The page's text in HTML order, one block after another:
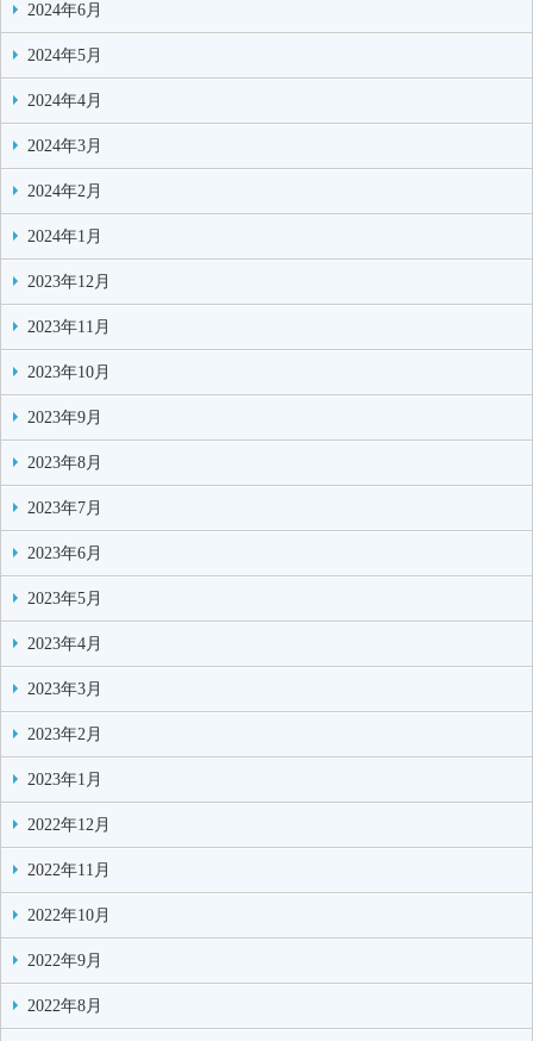
2024年6月
2024年5月
2024年4月
2024年3月
2024年2月
2024年1月
2023年12月
2023年11月
2023年10月
2023年9月
2023年8月
2023年7月
2023年6月
2023年5月
2023年4月
2023年3月
2023年2月
2023年1月
2022年12月
2022年11月
2022年10月
2022年9月
2022年8月